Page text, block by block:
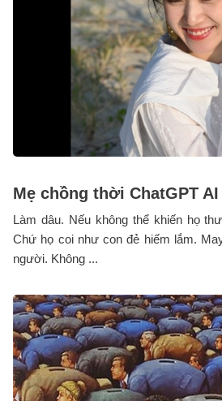
Mẹ chồng thời ChatGPT AI
Làm dâu. Nếu không thể khiến họ
Chứ họ coi như con đẻ hiếm lắm.
người. Không ...